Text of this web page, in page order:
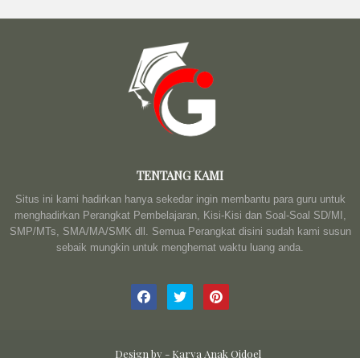
TENTANG KAMI
Situs ini kami hadirkan hanya sekedar ingin membantu para guru untuk
menghadirkan Perangkat Pembelajaran, Kisi-Kisi dan Soal-Soal SD/MI,
SMP/MTs, SMA/MA/SMK dll. Semua Perangkat disini sudah kami susun
sebaik mungkin untuk menghemat waktu luang anda.
Design by - Karya Anak Qidoel